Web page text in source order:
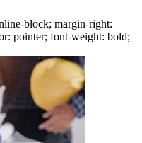
block; margin-right:
pointer; font-weight: bold;